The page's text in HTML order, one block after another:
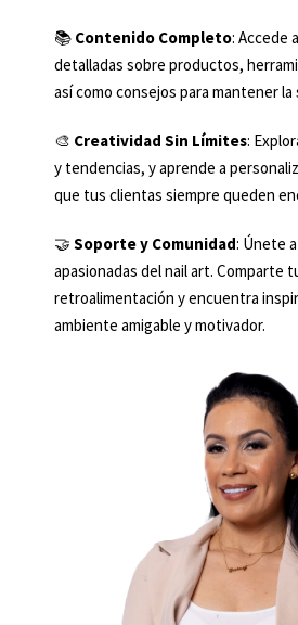
📚 Contenido Completo: Accede
detalladas sobre productos,
así como consejos para mantener la
🎨 Creatividad Sin Límites:
y tendencias, y aprende a
que tus clientas siempre queden
🤝 Soporte y Comunidad: Únete
apasionadas del nail art. Comparte
retroalimentación y encuentra
ambiente amigable y motivador.